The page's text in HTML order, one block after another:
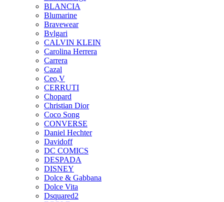
BLANCIA
Blumarine
Bravewear
Bvlgari
CALVIN KLEIN
Carolina Herrera
Carrera
Cazal
Ceo,V
CERRUTI
Chopard
Christian Dior
Coco Song
CONVERSE
Daniel Hechter
Davidoff
DC COMICS
DESPADA
DISNEY
Dolce & Gabbana
Dolce Vita
Dsquared2